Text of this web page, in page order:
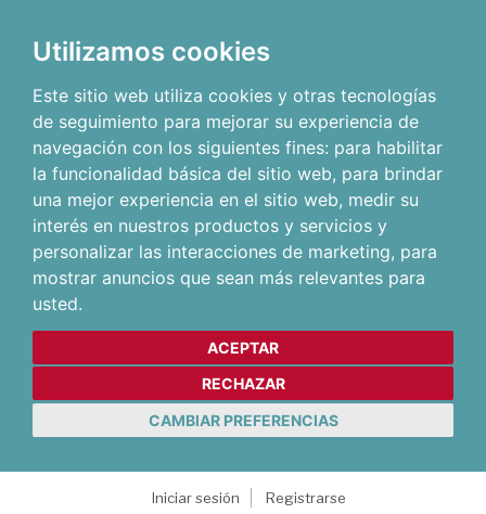
Utilizamos cookies
Este sitio web utiliza cookies y otras tecnologías
de seguimiento para mejorar su experiencia de
navegación con los siguientes fines: para habilitar
la funcionalidad básica del sitio web, para brindar
una mejor experiencia en el sitio web, medir su
interés en nuestros productos y servicios y
personalizar las interacciones de marketing, para
mostrar anuncios que sean más relevantes para
usted.
ACEPTAR
RECHAZAR
CAMBIAR PREFERENCIAS
Iniciar sesión
Registrarse